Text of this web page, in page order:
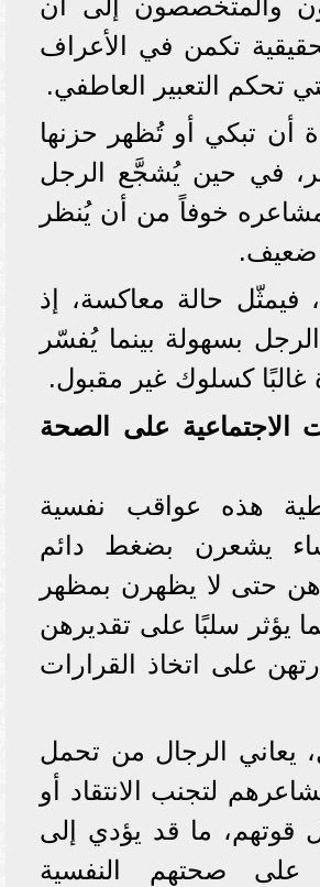
والمتخصصون إلى أن
تكمن في الأعراف
تحكم التعبير العاطفي.
أن تبكي أو تُظهر حزنها
في حين يُشجَّع الرجل
خوفاً من أن يُنظر
ضعيف.
فيمثّل حالة معاكسة، إذ
بسهولة بينما يُفسّر
كسلوك غير مقبول.
الاجتماعية على الصحة
هذه عواقب نفسية
يشعرن بضغط دائم
حتى لا يظهرن بمظهر
يؤثر سلبًا على تقديرهن
على اتخاذ القرارات
يعاني الرجال من تحمل
لتجنب الانتقاد أو
قوتهم، ما قد يؤدي إلى
على صحتهم النفسية